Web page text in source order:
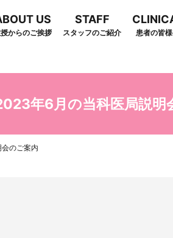
US
からのご挨拶
STAFF
スタッフのご紹介 患者の皆
年6月の当科医局説明
のご案内